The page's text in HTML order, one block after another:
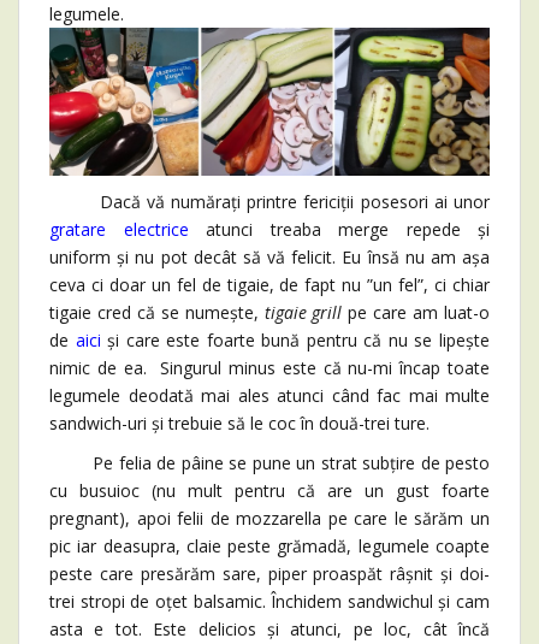
legumele.
Dacă vă numărați printre fericiții posesori ai unor
gratare electrice
atunci treaba merge repede și
uniform și nu pot decât să vă felicit. Eu însă nu am așa
ceva ci doar un fel de tigaie, de fapt nu ”un fel”, ci chiar
tigaie cred că se numește, tigaie grill pe care am luat-o
de aici și care este foarte bună pentru că nu se lipește
nimic de ea. Singurul minus este că nu-mi încap toate
legumele deodată mai ales atunci când fac mai multe
sandwich-uri și trebuie să le coc în două-trei ture.
Pe felia de pâine se pune un strat subțire de pesto
cu busuioc (nu mult pentru că are un gust foarte
pregnant), apoi felii de mozzarella pe care le sărăm un
pic iar deasupra, claie peste grămadă, legumele coapte
peste care presărăm sare, piper proaspăt râșnit și doi-
trei stropi de oțet balsamic. Închidem sandwichul și cam
asta e tot. Este delicios și atunci, pe loc, cât încă